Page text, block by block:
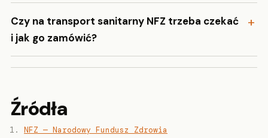
Czy na transport sanitarny NFZ trzeba czekać
i jak go zamówić?
Źródła
NFZ — Narodowy Fundusz Zdrowia